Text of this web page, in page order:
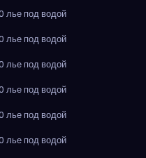
под водой
под водой
под водой
под водой
под водой
под водой